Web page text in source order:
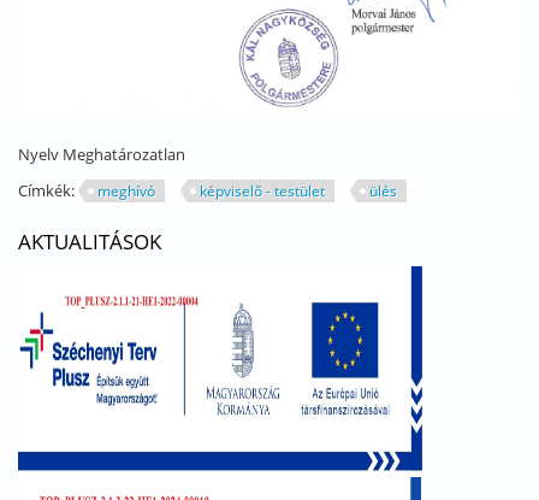
Nyelv Meghatározatlan
Címkék:
meghívó képviselő - testület ülés
AKTUALITÁSOK